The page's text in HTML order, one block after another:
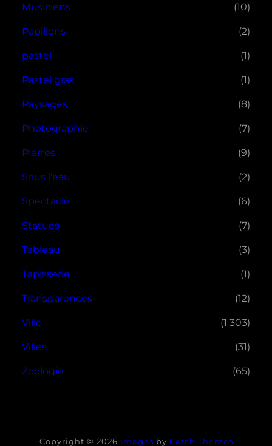
Musiciens (10)
Papillons (2)
pastel (1)
Pastel gras (1)
Paysages (8)
Photographie (7)
Pierres (9)
Sous l'eau (2)
Spectacle (6)
Statues (7)
Tableau (3)
Tapisserie (1)
Transparences (12)
Ville (1 303)
Villes (31)
Zoologie (65)
Copyright © 2026 Images by Catch Themes